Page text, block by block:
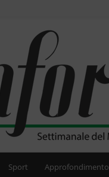
Sport Approfondimento